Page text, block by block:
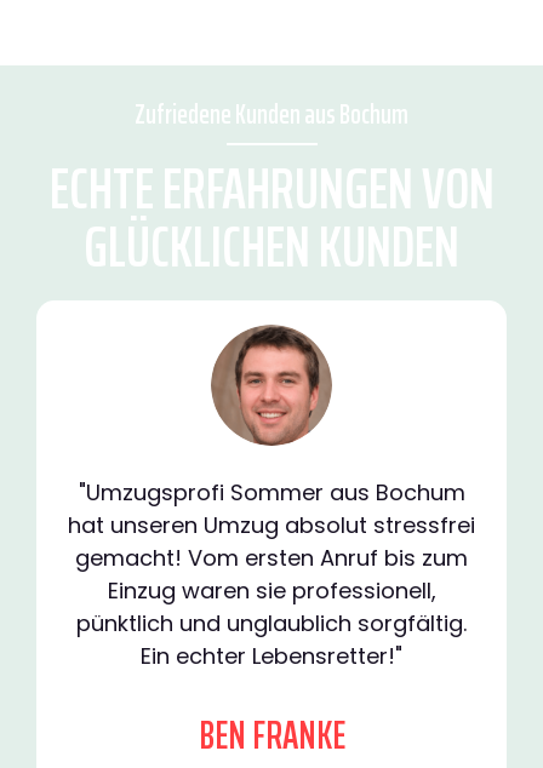
Zufriedene Kunden aus Bochum
ECHTE ERFAHRUNGEN VON
GLÜCKLICHEN KUNDEN
"Umzugsprofi Sommer aus Bochum
hat unseren Umzug absolut stressfrei
gemacht! Vom ersten Anruf bis zum
Einzug waren sie professionell,
pünktlich und unglaublich sorgfältig.
Ein echter Lebensretter!"
BEN FRANKE